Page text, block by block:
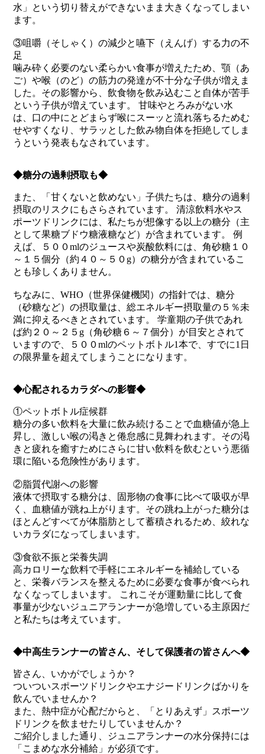
水」という切り替えができないまま大きくなってしまい
ます。
③咀嚼（そしゃく）の減少と嚥下（えんげ）する力の不
足
噛み砕く必要のない柔らかい食事が増えたため、顎（あ
ご）や喉（のど）の筋力の発達が不十分な子供が増えま
した。その影響から、飲食物を飲み込むこと自体が苦手
という子供が増えています。 甘味やとろみがない水
は、口の中にとどまらず喉にスーッと流れ落ちるためむ
せやすくなり、サラッとした飲み物自体を拒絶してしま
うという発表もなされています。
◆糖分の過剰摂取も◆
また、「甘くないと飲めない」子供たちは、糖分の過剰
摂取のリスクにもさらされています。 清涼飲料水やス
ポーツドリンクには、私たちが想像する以上の糖分（主
として果糖ブドウ糖液糖など）が含まれています。 例
えば、５００mlのジュースや炭酸飲料には、角砂糖１０
～１５個分（約４０～５０g）の糖分が含まれているこ
とも珍しくありません。
ちなみに、WHO（世界保健機関）の指針では、糖分
（砂糖など）の摂取量は、総エネルギー摂取量の５％未
満に抑えるべきとされています。 学童期の子供であれ
ば約２０～２５g（角砂糖６～７個分）が目安とされて
いますので、５００mlのペットボトル1本で、すでに1日
の限界量を超えてしまうことになります。
◆心配されるカラダへの影響◆
①ペットボトル症候群
糖分の多い飲料を大量に飲み続けることで血糖値が急上
昇し、激しい喉の渇きと倦怠感に見舞われます。その渇
きと疲れを癒すためにさらに甘い飲料を飲むという悪循
環に陥いる危険性があります。
②脂質代謝への影響
液体で摂取する糖分は、固形物の食事に比べて吸収が早
く、血糖値が跳ね上がります。その跳ね上がった糖分は
ほとんどすべてが体脂肪として蓄積されるため、絞れな
いカラダになってしまいます。
③食欲不振と栄養失調
高カロリーな飲料で手軽にエネルギーを補給している
と、栄養バランスを整えるために必要な食事が食べられ
なくなってしまいます。 これこそが運動量に比して食
事量が少ないジュニアランナーが急増している主原因だ
と私たちは考えています。
◆中高生ランナーの皆さん、そして保護者の皆さんへ◆
皆さん、いかがでしょうか？
ついついスポーツドリンクやエナジードリンクばかりを
飲んでいませんか？
また、熱中症が心配だからと、「とりあえず」スポーツ
ドリンクを飲ませたりしていませんか？
ご紹介しました通り、ジュニアランナーの水分保持には
「こまめな水分補給」が必須です。